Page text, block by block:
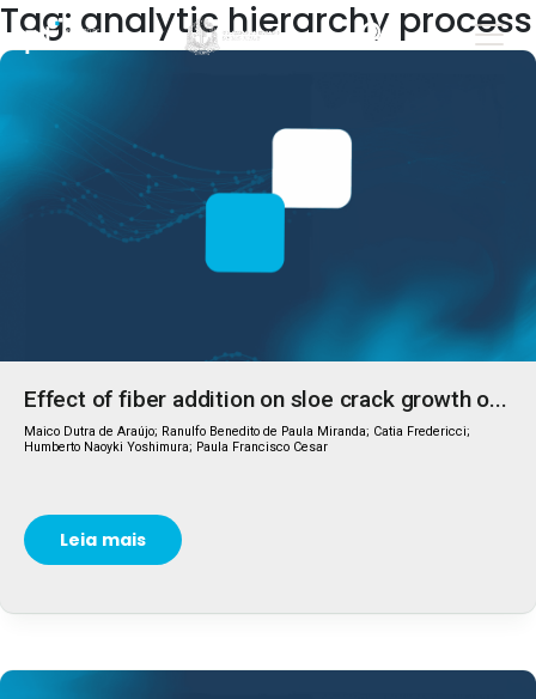
Tag: analytic hierarchy process
Effect of fiber addition on sloe crack growth o...
Maico Dutra de Araújo; Ranulfo Benedito de Paula Miranda; Catia Fredericci;
Humberto Naoyki Yoshimura; Paula Francisco Cesar
Leia mais